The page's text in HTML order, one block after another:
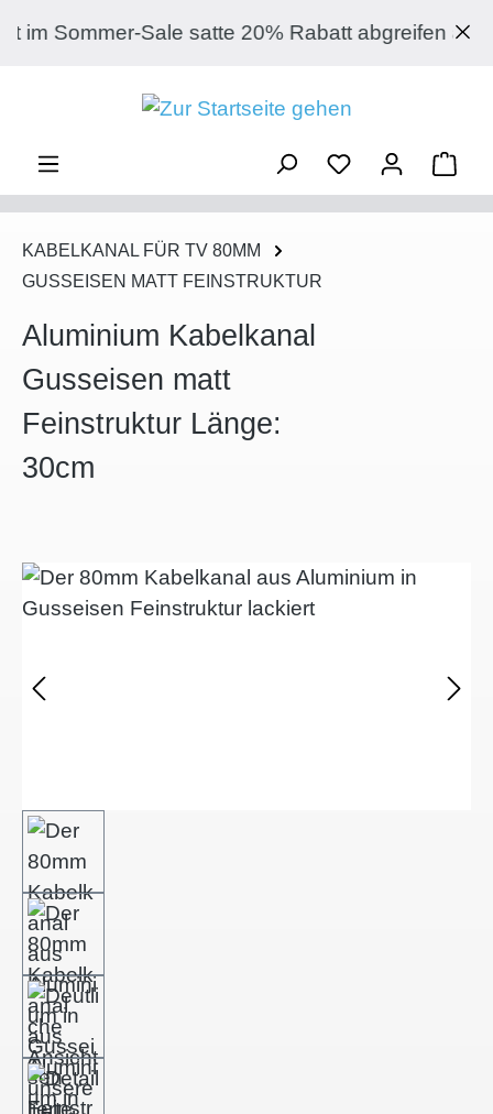
Zum Hauptinhalt springen
Sale satte 20% Rabatt abgreifen auf
KABELKANAL FÜR TV 80MM
GUSSEISEN MATT FEINSTRUKTUR
Aluminium Kabelkanal
Gusseisen matt
Feinstruktur Länge:
30cm
Bildergalerie überspringen